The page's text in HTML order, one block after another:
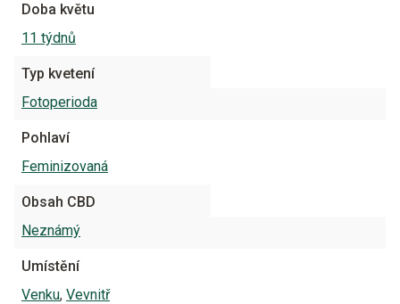
Doba květu
11 týdnů
Typ kvetení
Fotoperioda
Pohlaví
Feminizovaná
Obsah CBD
Neznámý
Umístění
Venku, Vevnitř